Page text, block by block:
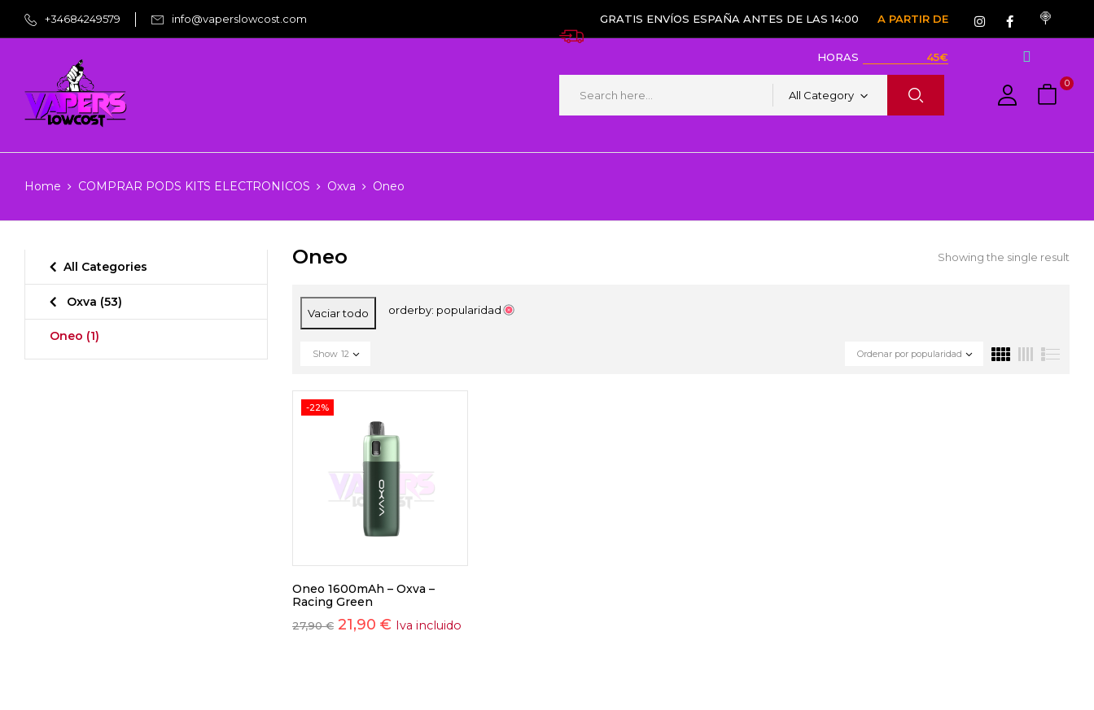
+34684249579 info@vaperslowcost.com GRATIS ENVÍOS ESPAÑA ANTES DE LAS 14:00
HORAS
A PARTIR DE
45€
All Category
0
Home COMPRAR PODS KITS ELECTRONICOS Oxva Oneo
All Categories
Oxva (53)
Oneo (1)
Oneo Showing the single result
Vaciar todo orderby: popularidad
Ordenar por popularidad
Show 12
-22%
Oneo 1600mAh – Oxva –
Racing Green
27,90€ 21,90 € Iva incluido